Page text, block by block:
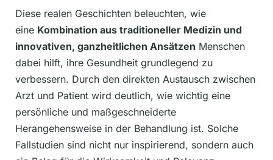
Diese realen Geschichten beleuchten, wie
eine Kombination aus traditioneller Medizin und
innovativen, ganzheitlichen Ansätzen Menschen
dabei hilft, ihre Gesundheit grundlegend zu
verbessern. Durch den direkten Austausch zwischen
Arzt und Patient wird deutlich, wie wichtig eine
persönliche und maßgeschneiderte
Herangehensweise in der Behandlung ist. Solche
Fallstudien sind nicht nur inspirierend, sondern auch